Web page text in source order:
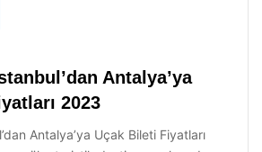
Antalya’ya
2023
Antalya’ya Uçak Bileti Fiyatları